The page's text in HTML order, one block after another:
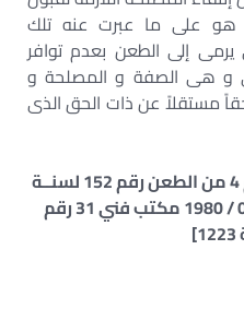
هو على ما عبرت عنه تلك
يرمى إلى الطعن بعدم توافر
و هى الصفة و المصلحة و
مستقلاً عن ذات الحق الذى
[النقض المدني – الفقرة رقم 4 من الطعن رقم 152 لسنــة
41 ق – تاريخ الجلسة 26 / 04 / 1980 مكتب فني 31 رقم